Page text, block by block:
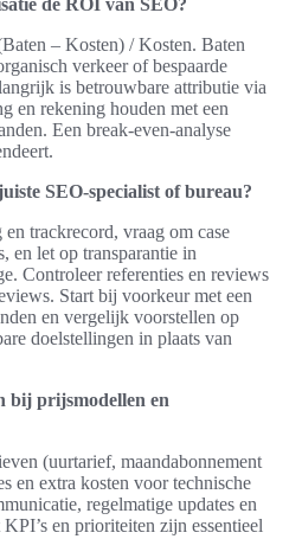
de ROI van SEO?
– Kosten) / Kosten. Baten
verkeer of bespaarde
is betrouwbare attributie via
en rekening houden met een
Een break‑even‑analyse
SEO‑specialist of bureau?
trackrecord, vraag om case
en let op transparantie in
Controleer referenties en reviews
Start bij voorkeur met een
en vergelijk voorstellen op
doelstellingen in plaats van
bij prijsmodellen en
(uurtarief, maandabonnement
en extra kosten voor technische
regelmatige updates en
en prioriteiten zijn essentieel